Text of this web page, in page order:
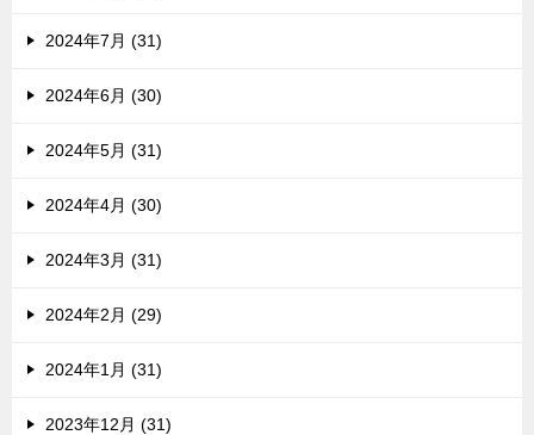
2024年7月 (31)
2024年6月 (30)
2024年5月 (31)
2024年4月 (30)
2024年3月 (31)
2024年2月 (29)
2024年1月 (31)
2023年12月 (31)